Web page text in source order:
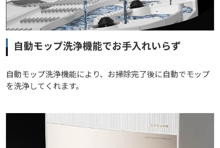
自動モップ洗浄機能でお手入れいらず
自動モップ洗浄機能により、お掃除完了後に自動でモップ
を洗浄してくれます。